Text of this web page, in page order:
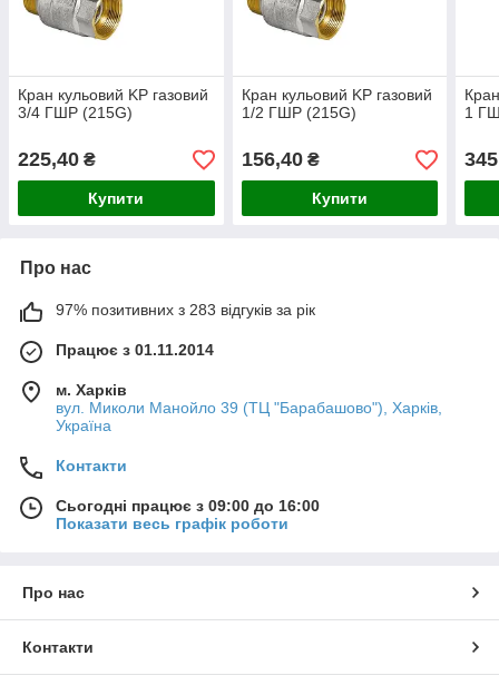
Кран кульовий KP газовий
3/4 ГШР (215G)
225,40 ₴
Купити
Кран кульовий KP газовий
1/2 ГШР (215G)
156,40₴
Купити
1
345
Про нас
97% позитивних з 283 відгуків за рік
Працює з 01.11.2014
м. Харків
вул. Миколи Манойло 39 (ТЦ "Барабашово"), Харків,
Україна
Контакти
Сьогодні працює з 09:00 до 16:00
Показати весь графік роботи
Про нас
Контакти